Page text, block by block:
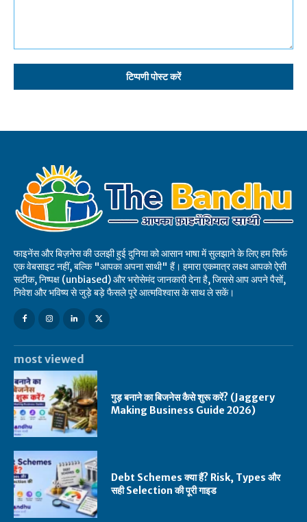
फाइनेंस और बिज़नेस की उलझी हुई दुनिया को आसान भाषा में सुलझाने के लिए हम सिर्फ
एक वेबसाइट नहीं, बल्कि "आपका अपना साथी" हैं। हमारा एकमात्र लक्ष्य आपको ऐसी
सटीक, निष्पक्ष (unbiased) और भरोसेमंद जानकारी देना है, जिससे आप अपने पैसों,
निवेश और भविष्य से जुड़े बड़े फैसले पूरे आत्मविश्वास के साथ ले सकें।
most viewed
गुड़ बनाने का बिजनेस कैसे शुरू करें? (Jaggery
Making Business Guide 2026)
Debt Schemes क्या हैं? Risk, Types और
सही Selection की पूरी गाइड